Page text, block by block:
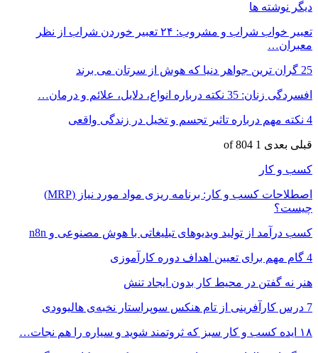
دیگر نوشته ها
تعبیر خواب شراب و مشروب: ۲۴ تعبیر خوردن شراب از نظر
معبران…
25 گران ترین جواهر دنیا که هوش از سرتان می برند
افسردگی زنان: 35 نکته درباره انواع، دلایل، علائم و درمان…
4 نکته مهم درباره تاثیر تجسم و تخیل در زندگی واقعی
قبلی بعدی 1 of 804
کسب و کار
اصطلاحات کسب و کار: برنامه ریزی مواد مورد نیاز (MRP)
چیست؟
کسب درآمد از تولید ویدیوهای تبلیغاتی با هوش مصنوعی و n8n
4 گام مهم برای تعیین اهداف دوره کارآموزی
هنر نه گفتن در محیط کار بدون ایجاد تنش
7 درس کارآفرینی از تام هنکس سوپراستار نخبه‌ی هالیوودی
۱۸ ایده کسب و کار سبز که ثروتمند شوید و سیاره را هم نجات…